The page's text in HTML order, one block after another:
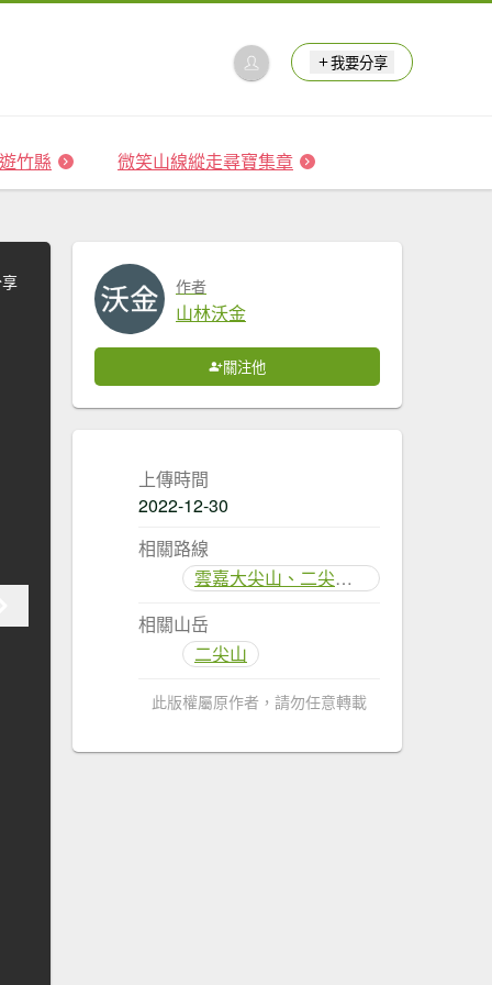
我要分享
竹縣 微笑山線縱走尋寶集章
作者
山林沃金
關注他
上傳時間
2022-12-30
相關路線
雲嘉大尖山、二尖山步道
相關山岳
二尖山
此版權屬原作者，請勿任意轉載